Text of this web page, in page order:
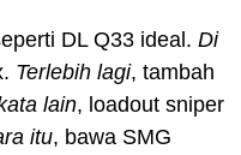
DL Q33 ideal. Di
Terlebih lagi, tambah
lain, loadout sniper
itu, bawa SMG